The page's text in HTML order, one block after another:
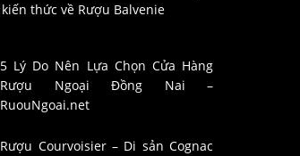
kiến thức về Rượu Balvenie
5 Lý Do Nên Lựa Chọn Cửa Hàng
Rượu Ngoại Đồng Nai –
RuouNgoai.net
Rượu Courvoisier – Di sản Cognac